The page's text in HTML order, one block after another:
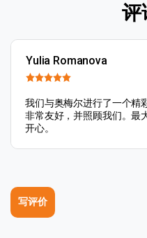
评
Yulia Romanova
我们与奥梅尔进行了一个精
非常友好，并照顾我们。最
开心。
写评价